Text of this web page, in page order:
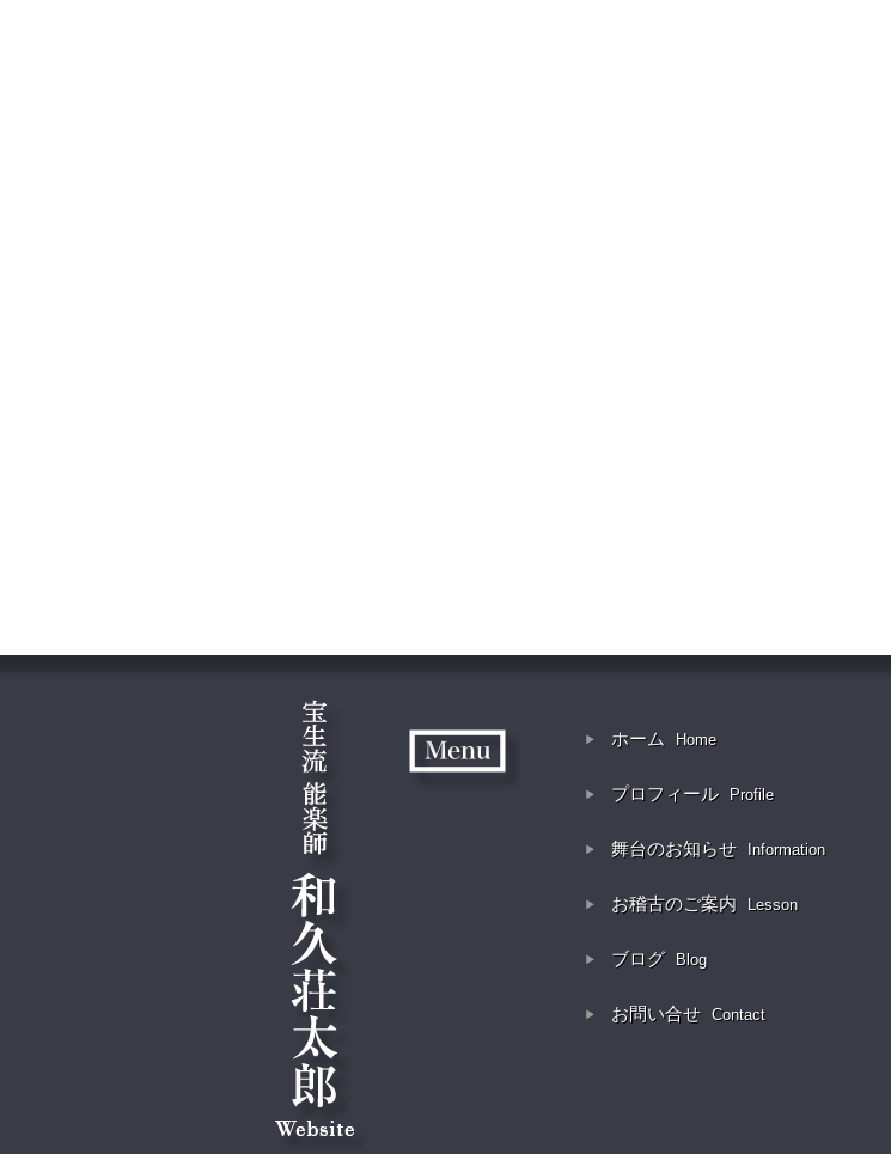
ホーム Home
プロフィール Profile
舞台のお知らせ Information
お稽古のご案内 Lesson
ブログ Blog
お問い合せ Contact